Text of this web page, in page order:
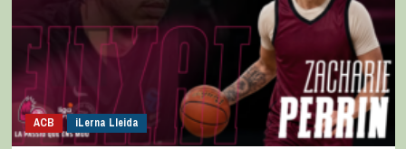
ACB iLerna Lleida